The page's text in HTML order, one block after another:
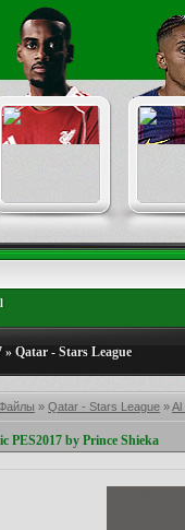
» Qatar - Stars League
» Qatar - Stars League »Al
PES2017 by Prince Shieka